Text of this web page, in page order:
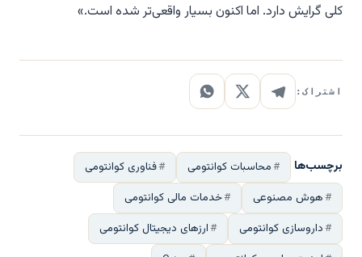
کلی گرایش دارد. اما اکنون بسیار واقعی‌تر شده است.»
اشتراک:
برچسب‌ها محاسبات کوانتومی
فناوری کوانتومی
هوش مصنوعی
خدمات مالی کوانتومی
داروسازی کوانتومی
ارزهای دیجیتال کوانتومی